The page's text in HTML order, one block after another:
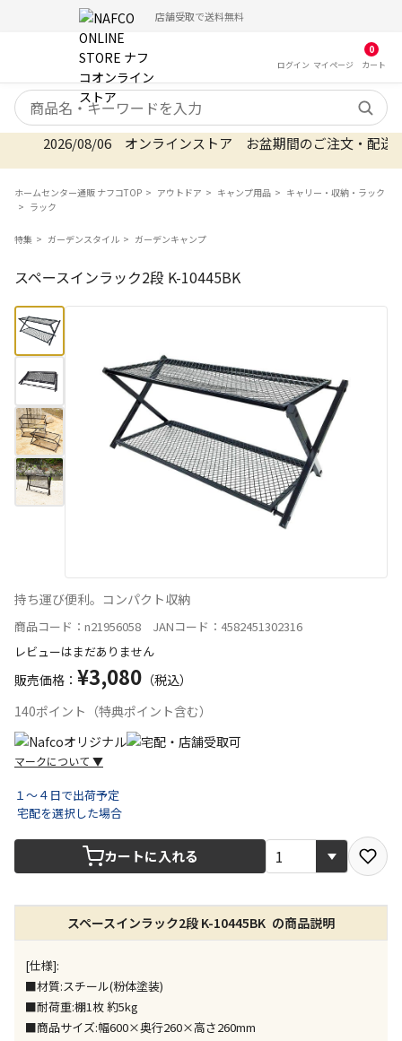
店舗受取で送料無料
5,000円（税込）以上ご購入で送料無料
ログイン マイ ページ
0
カート
検索キーワード
2026/08/06 オンラインストア お盆期間のご注文・配送
ホームセンター通販 ナフコTOP アウトドア キャンプ用品
キャリー・収納・ラック
ラック
特集 ガーデンスタイル ガーデンキャンプ
スペースインラック2段 K-10445BK
持ち運び便利。コンパクト収納
商品コード：n21956058 JANコード：4582451302316
レビューはまだありません
販売価格： ¥3,080 （税込）
140ポイント（特典ポイント含む）
マークについて ▼
できません）
※同時購入の商品は、全て同じ店舗での受取となりま
す
特定の店舗のみで受取ができる商品です（宅配便での
お届けができません）
※同時購入の商品は、全て同じ店舗での受取となりま
す
１～４日で出荷予定
宅配を選択した場合
カートに入れる
スペースインラック2段 K-10445BK の商品説明
[仕様]:
■材質:スチール(粉体塗装)
■耐荷重:棚1枚 約5kg
■商品サイズ:幅600×奥行260×高さ260mm